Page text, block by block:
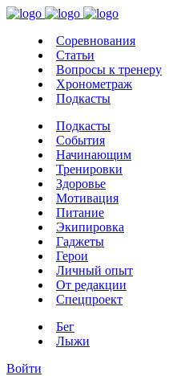
Соревнования
Статьи
Вопросы к тренеру
Хронометраж
Подкасты
Подкасты
События
Начинающим
Тренировки
Здоровье
Мотивация
Питание
Экипировка
Гаджеты
Герои
Личный опыт
От редакции
Спецпроект
Бег
Лыжи
Войти